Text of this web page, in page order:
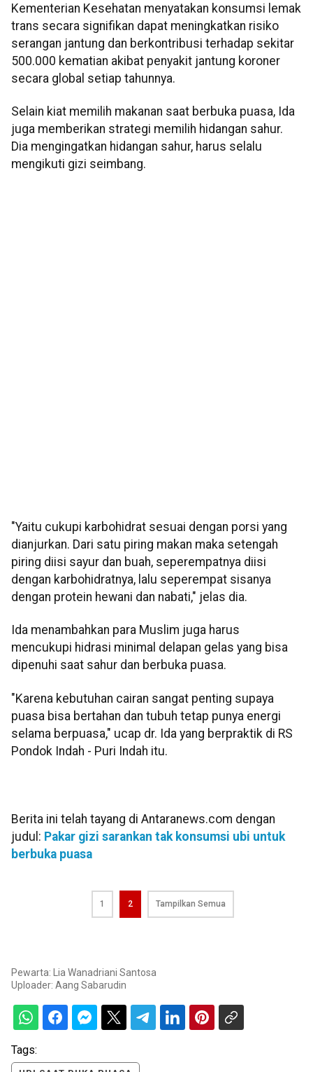
Kementerian Kesehatan menyatakan konsumsi lemak
trans secara signifikan dapat meningkatkan risiko
serangan jantung dan berkontribusi terhadap sekitar
500.000 kematian akibat penyakit jantung koroner
secara global setiap tahunnya.
Selain kiat memilih makanan saat berbuka puasa, Ida
juga memberikan strategi memilih hidangan sahur.
Dia mengingatkan hidangan sahur, harus selalu
mengikuti gizi seimbang.
"Yaitu cukupi karbohidrat sesuai dengan porsi yang
dianjurkan. Dari satu piring makan maka setengah
piring diisi sayur dan buah, seperempatnya diisi
dengan karbohidratnya, lalu seperempat sisanya
dengan protein hewani dan nabati," jelas dia.
Ida menambahkan para Muslim juga harus
mencukupi hidrasi minimal delapan gelas yang bisa
dipenuhi saat sahur dan berbuka puasa.
"Karena kebutuhan cairan sangat penting supaya
puasa bisa bertahan dan tubuh tetap punya energi
selama berpuasa," ucap dr. Ida yang berpraktik di RS
Pondok Indah - Puri Indah itu.
Berita ini telah tayang di Antaranews.com dengan
judul: Pakar gizi sarankan tak konsumsi ubi untuk
berbuka puasa
1 2 Tampilkan Semua
Pewarta: Lia Wanadriani Santosa
Uploader: Aang Sabarudin
Tags: